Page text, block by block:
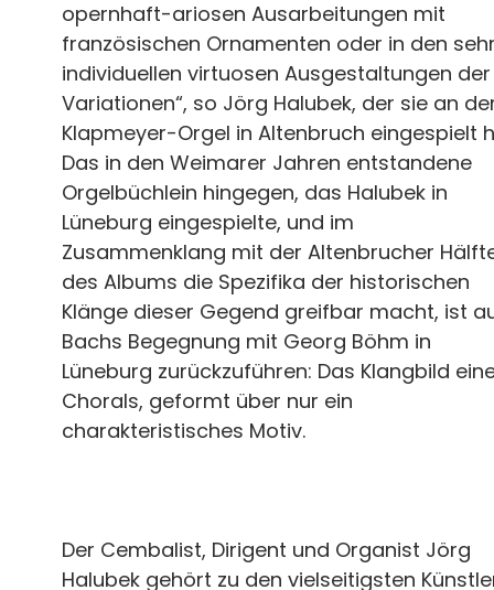
opernhaft-ariosen Ausarbeitungen mit
französischen Ornamenten oder in den
individuellen virtuosen Ausgestaltungen der
Variationen“, so Jörg Halubek, der sie an
Klapmeyer-Orgel in Altenbruch eingespielt
Das in den Weimarer Jahren entstandene
Orgelbüchlein hingegen, das Halubek in
Lüneburg eingespielte, und im
Zusammenklang mit der Altenbrucher
des Albums die Spezifika der historischen
Klänge dieser Gegend greifbar macht, ist
Bachs Begegnung mit Georg Böhm in
Lüneburg zurückzuführen: Das Klangbild
Chorals, geformt über nur ein
charakteristisches Motiv.
Der Cembalist, Dirigent und Organist Jörg
Halubek gehört zu den vielseitigsten